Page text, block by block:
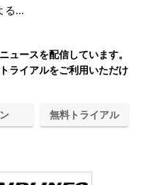
る...
ュースを配信しています。
ライアルをご利用いただけ
無料トライアル